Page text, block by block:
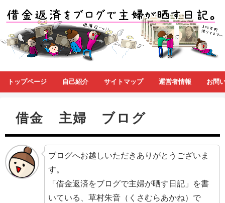
トップページ 自己紹介 サイトマップ 運営者情報 お問
借金 主婦 ブログ
ブログへお越しいただきありがとうございま
す。
「借金返済をブログで主婦が晒す日記」を書
いている、草村朱音（くさむらあかね）で